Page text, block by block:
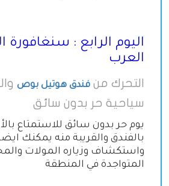
اليوم الرابع : سنغافورة
العرب
التحرك من فندق هوتيل بوص
سياحية حر بدون سائق
يوم حر بدون سائق للاستمتاع
بالفندق والقريبة منه يمكنك
واستكشاف وزياره المولات
المتواجدة في المنطقة